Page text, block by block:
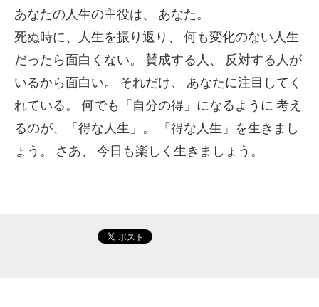
あなたの人生の主役は、
あなた。
死ぬ時に、人生を振り返り、
何も変化のない人生
だったら面白くない。
賛成する人、
反対する人が
いるから面白い。
それだけ、
あなたに注目してく
れている。
何でも「自分の得」になるように 考え
るのが、「得な人生」。
「得な人生」を生きまし
ょう。
さあ、 今日も楽しく生きましょう。